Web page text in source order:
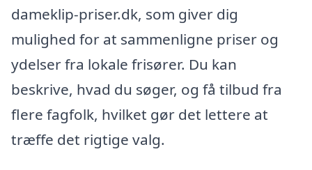
dameklip-priser.dk, som giver dig
mulighed for at sammenligne priser og
ydelser fra lokale frisører. Du kan
beskrive, hvad du søger, og få tilbud fra
flere fagfolk, hvilket gør det lettere at
træffe det rigtige valg.